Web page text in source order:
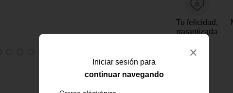
Iniciar sesión para
continuar navegando
Tu felicidad,
garantizada